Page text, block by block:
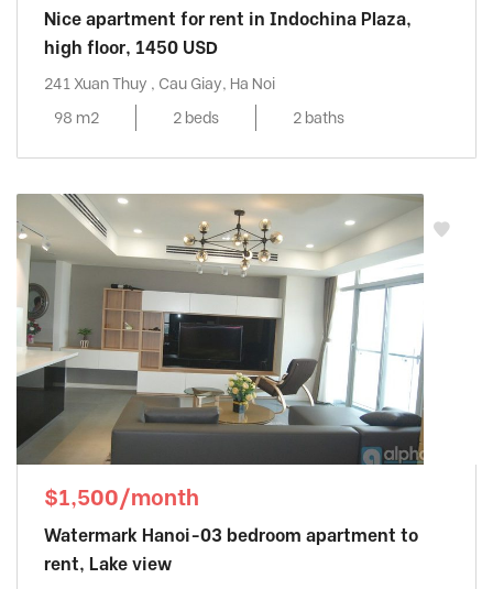
Nice apartment for rent in Indochina Plaza,
high floor, 1450 USD
241 Xuan Thuy , Cau Giay, Ha Noi
98 m2
2 beds 2 baths
$1,500/month
Watermark Hanoi-03 bedroom apartment to
rent, Lake view